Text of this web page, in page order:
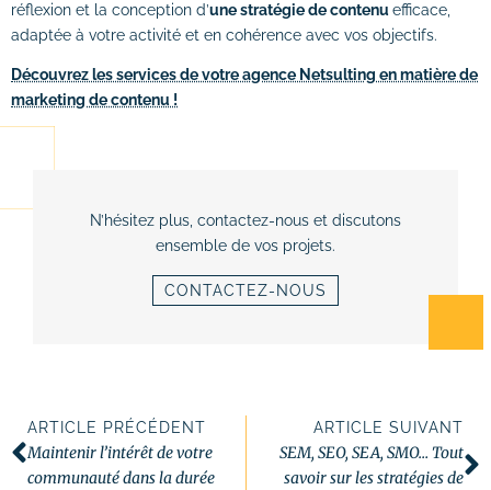
réflexion et la conception d’une stratégie de contenuefficace,
adaptée à votre activité et en cohérence avec vos objectifs.
Découvrez les services de votre agence Netsulting en matière de
marketing de contenu !
N’hésitez plus, contactez-nous et discutons
ensemble de vos projets.
CONTACTEZ-NOUS
ARTICLE PRÉCÉDENT
Maintenir l’intérêt de votre
communauté dans la durée
ARTICLE SUIVANT
SEM, SEO, SEA, SMO… Tout
savoir sur les stratégies de